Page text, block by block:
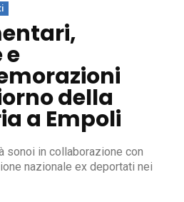
e
della
a Empoli
sonoi in collaborazione con
nazionale ex deportati nei